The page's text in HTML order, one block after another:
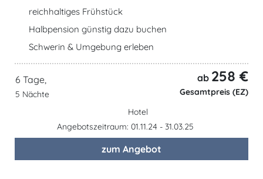
reichhaltiges Frühstück
Halbpension günstig dazu buchen
Schwerin & Umgebung erleben
6 Tage,
5 Nächte
ab 258 €
Gesamtpreis (EZ)
Hotel
Angebotszeitraum: 01.11.24 - 31.03.25
zum Angebot